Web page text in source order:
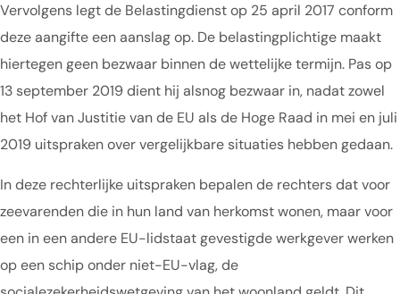
Vervolgens legt de Belastingdienst op 25 april 2017 conform
deze aangifte een aanslag op. De belastingplichtige maakt
hiertegen geen bezwaar binnen de wettelijke termijn. Pas op
13 september 2019 dient hij alsnog bezwaar in, nadat zowel
het Hof van Justitie van de EU als de Hoge Raad in mei en juli
2019 uitspraken over vergelijkbare situaties hebben gedaan.
In deze rechterlijke uitspraken bepalen de rechters dat voor
zeevarenden die in hun land van herkomst wonen, maar voor
een in een andere EU-lidstaat gevestigde werkgever werken
op een schip onder niet-EU-vlag, de